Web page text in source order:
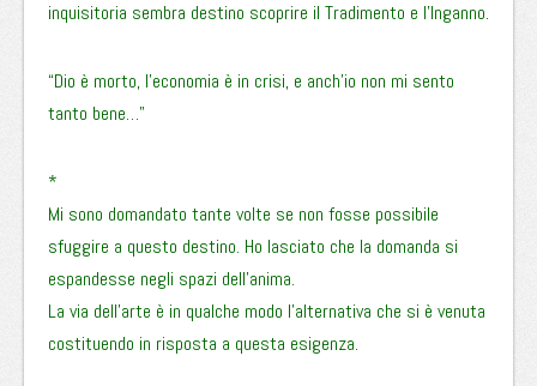
inquisitoria sembra destino scoprire il Tradimento e l’Inganno.
“Dio è morto, l’economia è in crisi, e anch’io non mi sento
tanto bene…”
*
Mi sono domandato tante volte se non fosse possibile
sfuggire a questo destino. Ho lasciato che la domanda si
espandesse negli spazi dell’anima.
La via dell’arte è in qualche modo l’alternativa che si è venuta
costituendo in risposta a questa esigenza.